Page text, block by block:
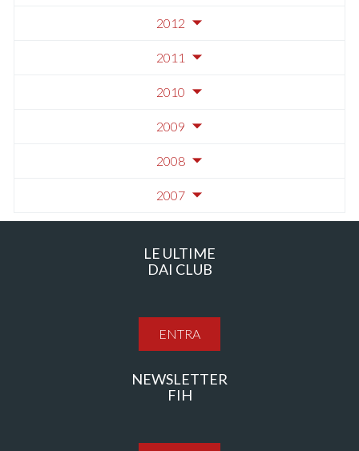
2012
2011
2010
2009
2008
2007
LE ULTIME
DAI CLUB
ENTRA
NEWSLETTER
FIH